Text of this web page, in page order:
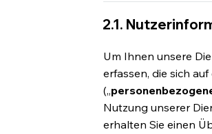
2.1.
Um Ihnen unsere
erfassen, die sich
(„
Nutzung unserer
erhalten Sie einen